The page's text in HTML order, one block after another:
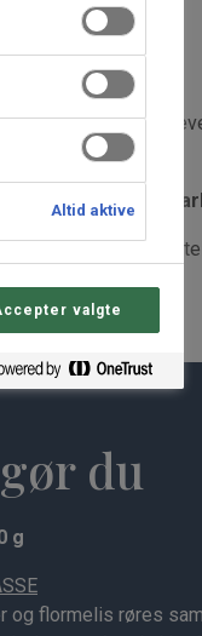
mørdejsring med
om
en raffineret sød
du
g
og flormelis røres
Altid aktive
valgte